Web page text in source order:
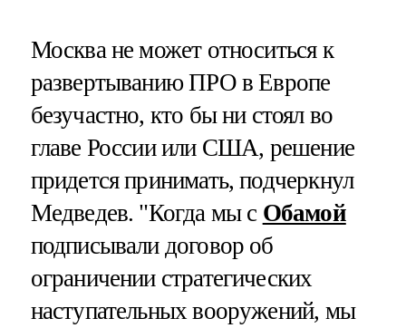
Москва не может относиться к
развертыванию ПРО в Европе
безучастно, кто бы ни стоял во
главе России или США, решение
придется принимать, подчеркнул
Медведев. "Когда мы с Обамой
подписывали договор об
ограничении стратегических
наступательных вооружений, мы